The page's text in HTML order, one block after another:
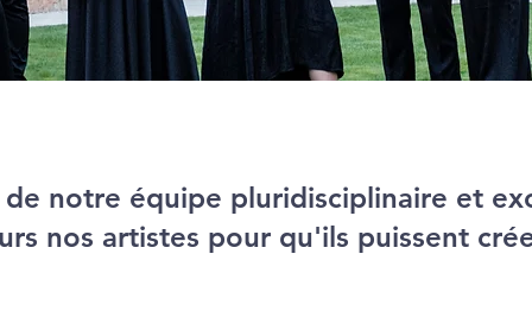
de notre équipe pluridisciplinaire et
nos artistes pour qu'ils puissent